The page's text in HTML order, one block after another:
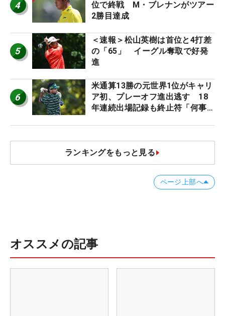
4
位で終戦 M・ブレナンがツアー
2勝目達成
5
＜速報＞松山英樹は首位と4打差
の「65」 イーグル奪取で好発
進
6
米通算13勝の元世界1位がキャリ
ア初、プレーオフ進出逃す 18
年連続出場記録も終止符「何事も
ランキングをもっと見る
ページ上部へ
オススメの記事